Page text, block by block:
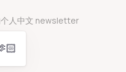
人中文 newsletter